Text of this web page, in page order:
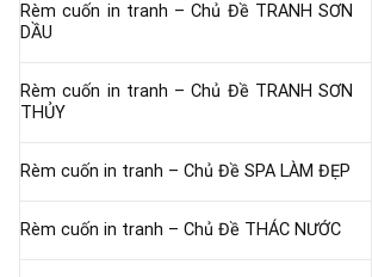
Rèm cuốn in tranh – Chủ Đề TRANH SƠN
DẦU
Rèm cuốn in tranh – Chủ Đề TRANH SƠN
THỦY
Rèm cuốn in tranh – Chủ Đề SPA LÀM ĐẸP
Rèm cuốn in tranh – Chủ Đề THÁC NƯỚC